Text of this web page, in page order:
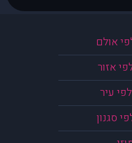
אולם
אזור
עיר
סגנון